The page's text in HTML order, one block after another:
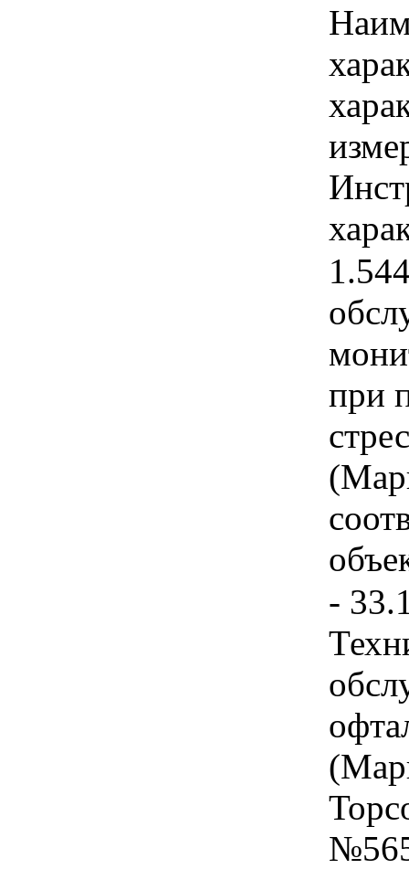
при
-